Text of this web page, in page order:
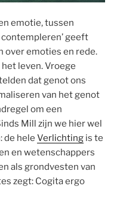
emotie, tussen
contempleren’ geeft
over emoties en rede.
leven. Vroege
dat genot ons
van het genot
om een
Mill zijn we hier wel
de hele Verlichting is te
en wetenschappers
als grondvesten van
zegt: Cogita ergo